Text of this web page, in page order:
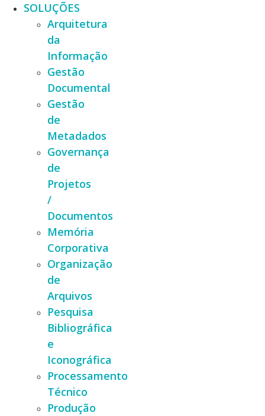
SOLUÇÕES
Arquitetura
da
Informação
Gestão
Documental
Gestão
de
Metadados
Governança
de
Projetos
/
Documentos
Memória
Corporativa
Organização
de
Arquivos
Pesquisa
Bibliográfica
e
Iconográfica
Processamento
Técnico
Produção